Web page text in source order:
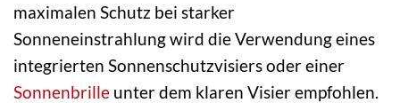
maximalen Schutz bei starker
Sonneneinstrahlung wird die Verwendung eines
integrierten Sonnenschutzvisiers oder einer
Sonnenbrille unter dem klaren Visier empfohlen.